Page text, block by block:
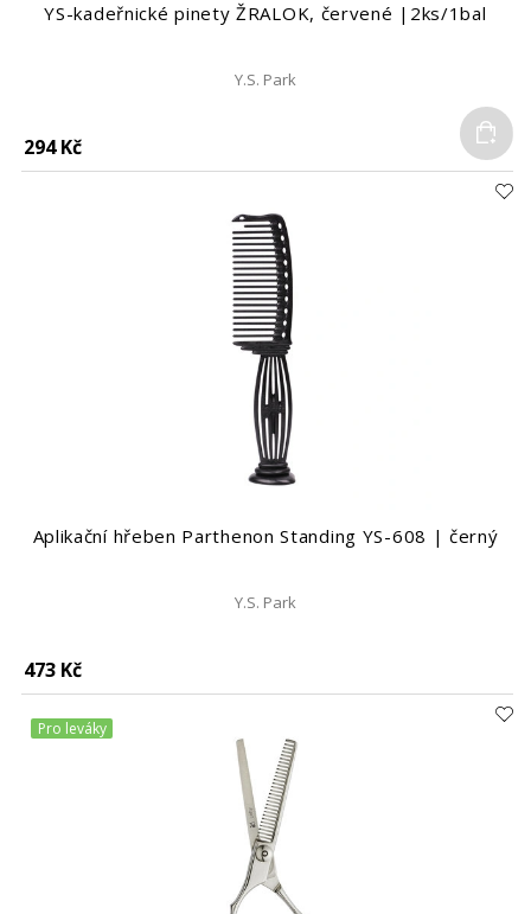
YS-kadeřnické pinety ŽRALOK, červené |2ks/1bal
Y.S. Park
294 Kč
Aplikační hřeben Parthenon Standing YS-608 | černý
Y.S. Park
473 Kč
Pro leváky